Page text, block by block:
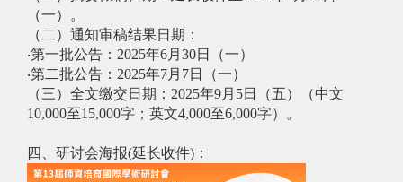
（一）
。
（二）通知审稿结果日期：
‧第一批公告：2025年6月30日（一）
‧第二批公告：2025年7月7日（一）
（三）全文缴交日期：2025年9月5日（五）（中文
10,000至15,000字；英文4,000至6,000字）。
四、研讨会海报(延长收件)：